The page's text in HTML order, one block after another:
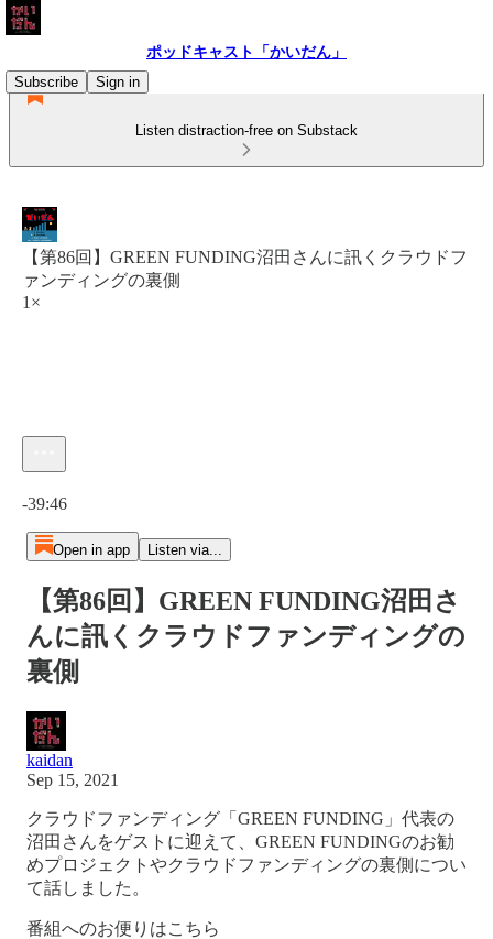
ポッドキャスト「かいだん」
Subscribe
Sign in
Listen distraction-free on Substack
【第86回】GREEN FUNDING沼田さんに訊くクラウドフ
ァンディングの裏側
1×
-39:46
Open in app Listen via...
【第86回】GREEN FUNDING沼田さ
んに訊くクラウドファンディングの
裏側
kaidan
Sep 15, 2021
クラウドファンディング「GREEN FUNDING」代表の
沼田さんをゲストに迎えて、GREEN FUNDINGのお勧
めプロジェクトやクラウドファンディングの裏側につい
て話しました。
番組へのお便りはこちら